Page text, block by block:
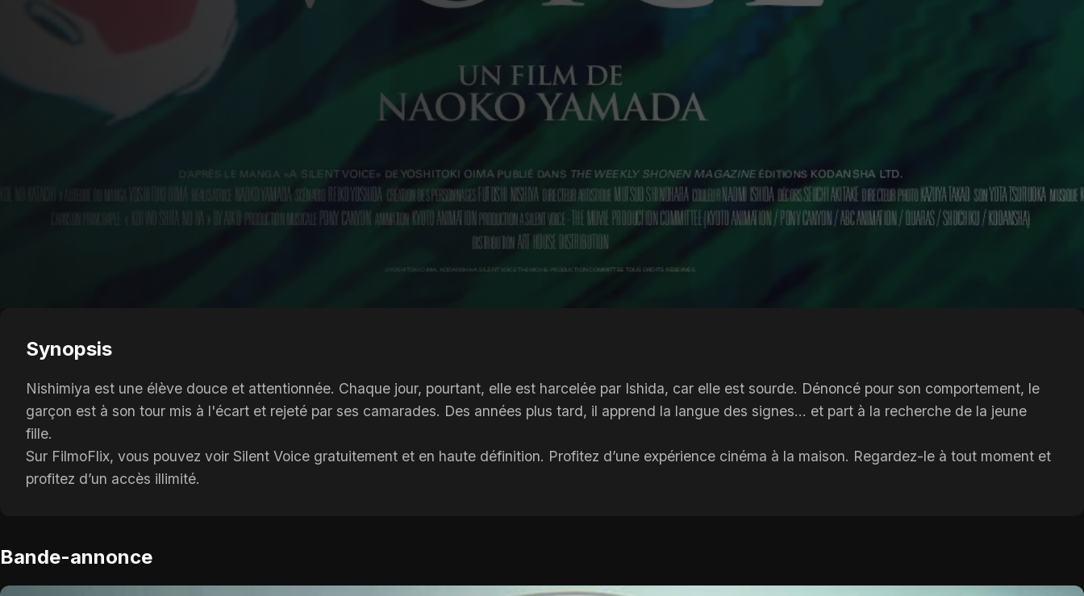
Synopsis
Nishimiya est une élève douce et attentionnée. Chaque jour, pourtant, elle est harcelée par Ishida, car elle est sourde. Dénoncé pour son comportement, le
garçon est à son tour mis à l'écart et rejeté par ses camarades. Des années plus tard, il apprend la langue des signes... et part à la recherche de la jeune
fille.
Sur FilmoFlix, vous pouvez voir Silent Voice gratuitement et en haute définition. Profitez d’une expérience cinéma à la maison. Regardez-le à tout moment et
profitez d’un accès illimité.
Bande-annonce